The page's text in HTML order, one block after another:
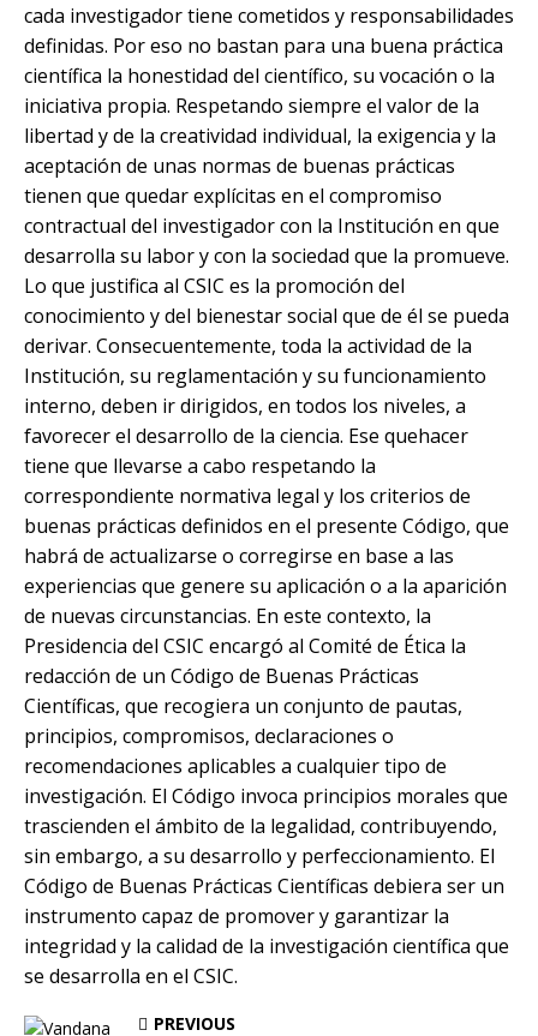
cada investigador tiene cometidos y responsabilidades
definidas. Por eso no bastan para una buena práctica
científica la honestidad del científico, su vocación o la
iniciativa propia. Respetando siempre el valor de la
libertad y de la creatividad individual, la exigencia y la
aceptación de unas normas de buenas prácticas
tienen que quedar explícitas en el compromiso
contractual del investigador con la Institución en que
desarrolla su labor y con la sociedad que la promueve.
Lo que justifica al CSIC es la promoción del
conocimiento y del bienestar social que de él se pueda
derivar. Consecuentemente, toda la actividad de la
Institución, su reglamentación y su funcionamiento
interno, deben ir dirigidos, en todos los niveles, a
favorecer el desarrollo de la ciencia. Ese quehacer
tiene que llevarse a cabo respetando la
correspondiente normativa legal y los criterios de
buenas prácticas definidos en el presente Código, que
habrá de actualizarse o corregirse en base a las
experiencias que genere su aplicación o a la aparición
de nuevas circunstancias. En este contexto, la
Presidencia del CSIC encargó al Comité de Ética la
redacción de un Código de Buenas Prácticas
Científicas, que recogiera un conjunto de pautas,
principios, compromisos, declaraciones o
recomendaciones aplicables a cualquier tipo de
investigación. El Código invoca principios morales que
trascienden el ámbito de la legalidad, contribuyendo,
sin embargo, a su desarrollo y perfeccionamiento. El
Código de Buenas Prácticas Científicas debiera ser un
instrumento capaz de promover y garantizar la
integridad y la calidad de la investigación científica que
se desarrolla en el CSIC.
PREVIOUS